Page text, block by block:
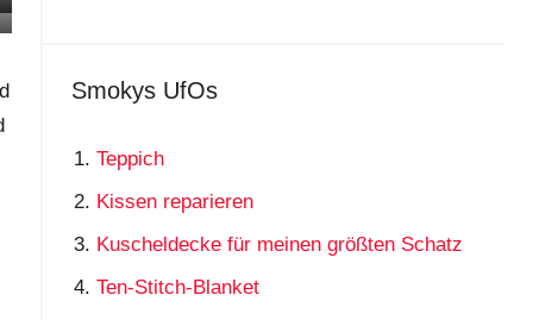
Smokys UfOs
Teppich
Kissen reparieren
Kuscheldecke für meinen größten Schatz
Ten-Stitch-Blanket